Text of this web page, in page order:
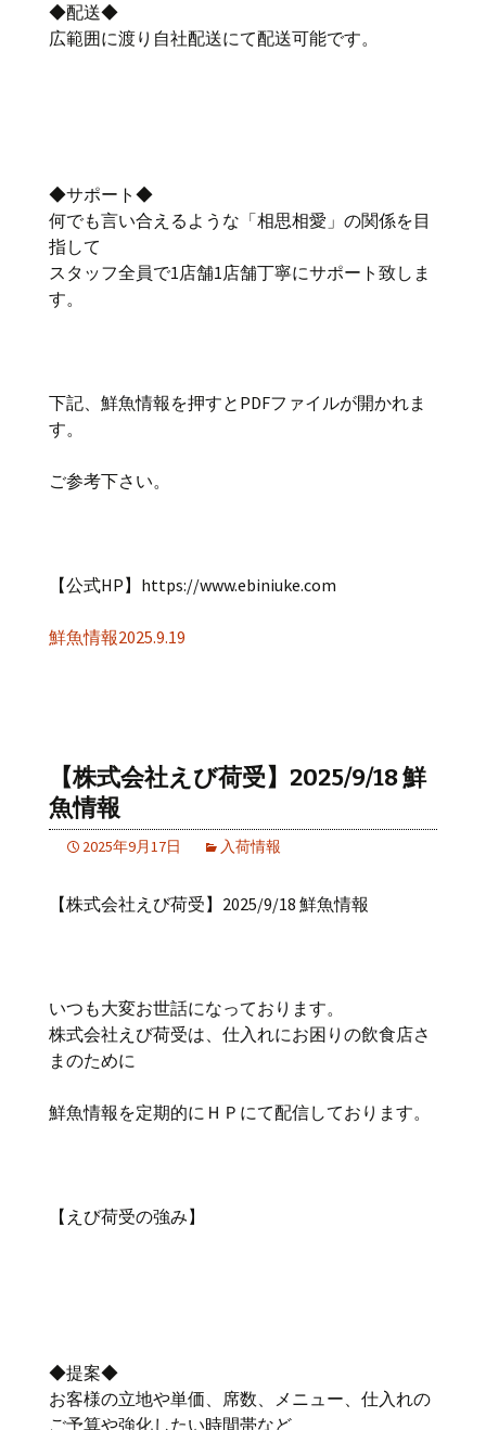
◆配送◆
広範囲に渡り自社配送にて配送可能です。
◆サポート◆
何でも言い合えるような「相思相愛」の関係を目
指して
スタッフ全員で1店舗1店舗丁寧にサポート致しま
す。
下記、鮮魚情報を押すとPDFファイルが開かれま
す。
ご参考下さい。
【公式HP】https://www.ebiniuke.com
鮮魚情報2025.9.19
【株式会社えび荷受】2025/9/18 鮮
魚情報
2025年9月17日 入荷情報
【株式会社えび荷受】2025/9/18 鮮魚情報
いつも大変お世話になっております。
株式会社えび荷受は、仕入れにお困りの飲食店さ
まのために
鮮魚情報を定期的にＨＰにて配信しております。
【えび荷受の強み】
◆提案◆
お客様の立地や単価、席数、メニュー、仕入れの
ご予算や強化したい時間帯など